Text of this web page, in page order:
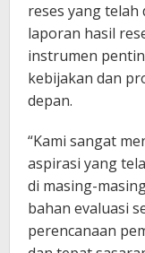
reses yang
laporan hasil
instrumen
kebijakan dan
depan.
“Kami sangat
aspirasi yang
di masing-
bahan evaluasi
perencanaan